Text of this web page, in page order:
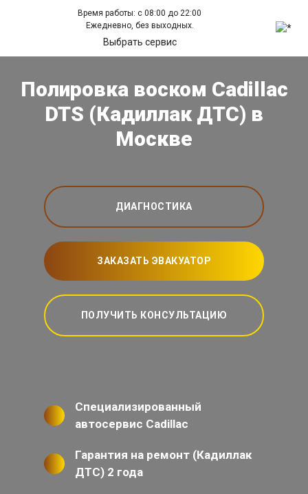
Время работы: с 08:00 до 22:00
Ежедневно, без выходных.
Выбрать сервис
Полировка воском Cadillac
DTS (Кадиллак ДТС) в
Москве
ДИАГНОСТИКА
ЗАКАЗАТЬ ЭВАКУАТОР
ПОЛУЧИТЬ КОНСУЛЬТАЦИЮ
Специализированный
автосервис Cadillac
Гарантия на ремонт (Кадиллак
ДТС) 2 года